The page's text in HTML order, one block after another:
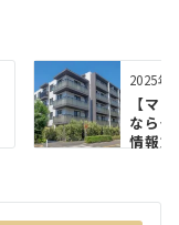
2025年
【マ
なら
情報